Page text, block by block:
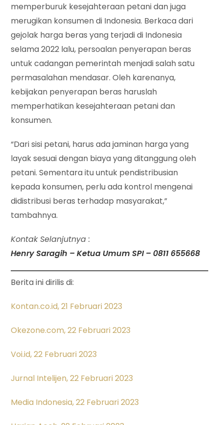
memperburuk kesejahteraan petani dan juga
merugikan konsumen di Indonesia. Berkaca dari
gejolak harga beras yang terjadi di Indonesia
selama 2022 lalu, persoalan penyerapan beras
untuk cadangan pemerintah menjadi salah satu
permasalahan mendasar. Oleh karenanya,
kebijakan penyerapan beras haruslah
memperhatikan kesejahteraan petani dan
konsumen.
“Dari sisi petani, harus ada jaminan harga yang
layak sesuai dengan biaya yang ditanggung oleh
petani. Sementara itu untuk pendistribusian
kepada konsumen, perlu ada kontrol mengenai
didistribusi beras terhadap masyarakat,”
tambahnya.
Kontak Selanjutnya :
Henry Saragih – Ketua Umum SPI – 0811 655668
Berita ini dirilis di:
Kontan.co.id, 21 Februari 2023
Okezone.com, 22 Februari 2023
Voi.id, 22 Februari 2023
Jurnal Intelijen, 22 Februari 2023
Media Indonesia, 22 Februari 2023